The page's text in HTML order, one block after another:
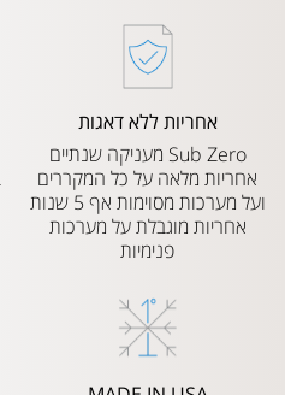
אחריות ללא דאגות
Sub Zero מעניקה שנתיים
אחריות מלאה על כל המקררים
ועל מערכות מסוימות אף 5 שנות
אחריות מוגבלת על מערכות
פנימיות